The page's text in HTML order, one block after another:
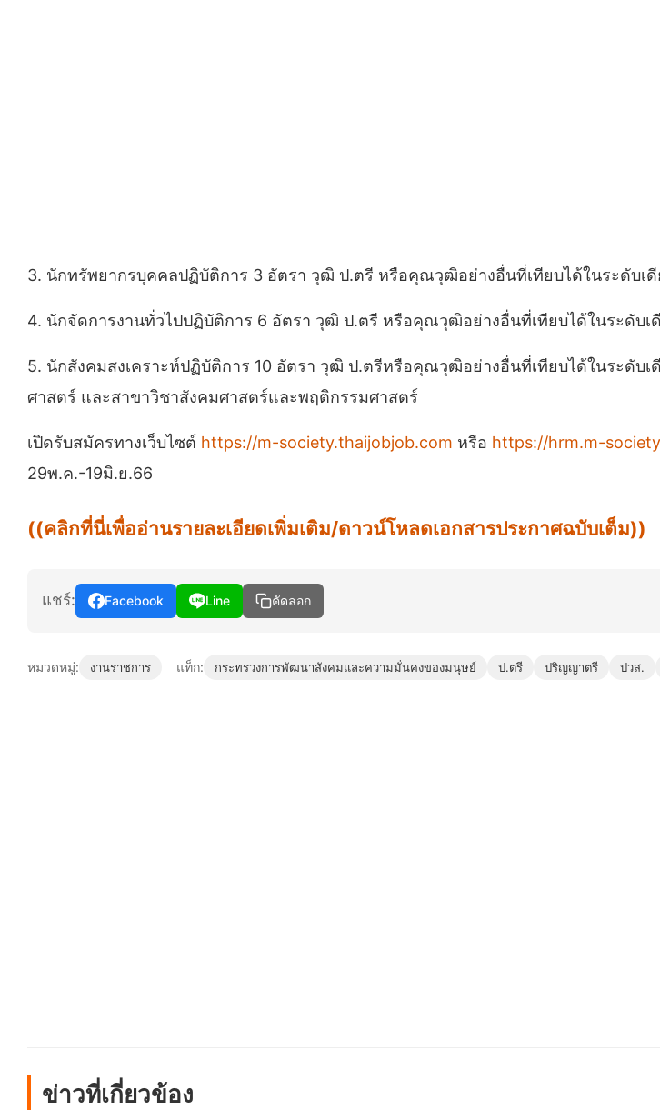
3. นักทรัพยากรบุคคลปฏิบัติการ 3 อัตรา วุฒิ ป.ตรี หรือคุณวุฒิอย่างอื่นที่เทียบได้ในระดับเ
4. นักจัดการงานทั่วไปปฏิบัติการ 6 อัตรา วุฒิ ป.ตรี หรือคุณวุฒิอย่างอื่นที่เทียบได้ในระดับเ
5. นักสังคมสงเคราะห์ปฏิบัติการ 10 อัตรา วุฒิ ป.ตรีหรือคุณวุฒิอย่างอื่นที่เทียบได้ในระดับ
ศาสตร์ และสาขาวิชาสังคมศาสตร์และพฤติกรรมศาสตร์
เปิดรับสมัครทางเว็บไซต์ https://m-society.thaijobjob.com หรือ https://hrm.m-
29พ.ค.-19มิ.ย.66
((คลิกที่นี่เพื่ออ่านรายละเอียดเพิ่มเติม/ดาวน์โหลดเอกสารประกาศฉบับเต็ม))
แชร์: Facebook Line คัดลอก
หมวดหมู่: งานราชการ แท็ก: กระทรวงการพัฒนาสังคมและความมั่นคงของมนุษย์ ป.ตรี ปริญญาตรี ปวส.
ข่าวที่เกี่ยวข้อง